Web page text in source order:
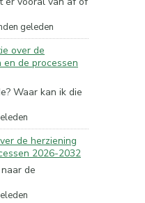
geleden
over de
de processen
Waar kan ik die
de herziening
2026-2032
de